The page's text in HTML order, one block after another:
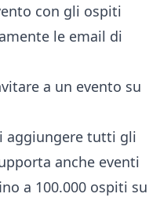
con gli ospiti
le email di
a un evento su
aggiungere tutti gli
anche eventi
a 100.000 ospiti su